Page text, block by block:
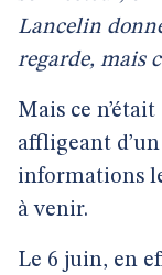
Lancelin
regarde, mais
Mais ce
affligeant
informations
à venir.
Le 6 juin, en